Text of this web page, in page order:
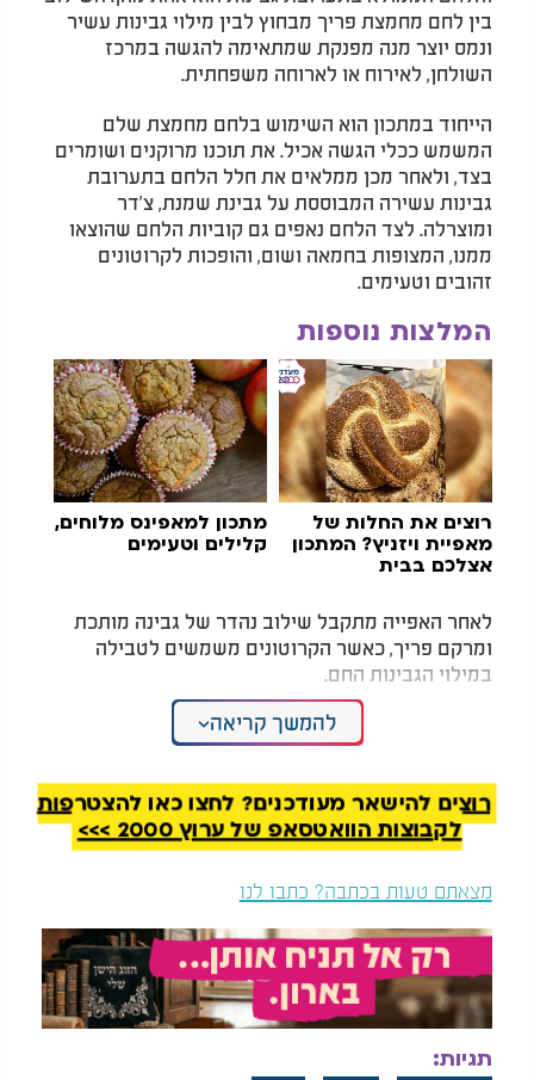
בין לחם מחמצת פריך מבחוץ לבין מילוי גבינות עשיר
ונמס יוצר מנה מפנקת שמתאימה להגשה במרכז
השולחן, לאירוח או לארוחה משפחתית.
הייחוד במתכון הוא השימוש בלחם מחמצת שלם
המשמש ככלי הגשה אכיל. את תוכנו מרוקנים ושומרים
בצד, ולאחר מכן ממלאים את חלל הלחם בתערובת
גבינות עשירה המבוססת על גבינת שמנת, צ'דר
ומוצרלה. לצד הלחם נאפים גם קוביות הלחם שהוצאו
ממנו, המצופות בחמאה ושום, והופכות לקרוטונים
זהובים וטעימים.
המלצות נוספות
רוצים את החלות של
מאפיית ויזניץ? המתכון
אצלכם בבית
מתכון למאפינס מלוחים,
קלילים וטעימים
לאחר האפייה מתקבל שילוב נהדר של גבינה מותכת
ומרקם פריך, כאשר הקרוטונים משמשים לטבילה
במילוי הגבינות החם.
80 גרם חמאה מומסת
3 כפיות שום כתוש
180 גרם גבינת שמנת
50 גרם גבינת מוצרלה מגוררת
120 מ"ל חלב
¼ כפית מלח
¼ כפית פלפל שחור
2 חלמוני ביצה טרופים קלות
אופן ההכנה
להמשך קריאה
רוצים להישאר מעודכנים? לחצו כאן להצטרפות
לקבוצות הוואטסאפ של ערוץ 2000 >>>
מצאתם טעות בכתבה? כתבו לנו
תגיות: